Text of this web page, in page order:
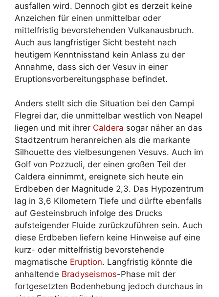
ausfallen wird. Dennoch gibt es derzeit keine
Anzeichen für einen unmittelbar oder
mittelfristig bevorstehenden Vulkanausbruch.
Auch aus langfristiger Sicht besteht nach
heutigem Kenntnisstand kein Anlass zu der
Annahme, dass sich der Vesuv in einer
Eruptionsvorbereitungsphase befindet.
Anders stellt sich die Situation bei den Campi
Flegrei dar, die unmittelbar westlich von Neapel
liegen und mit ihrer Caldera sogar näher an das
Stadtzentrum heranreichen als die markante
Silhouette des vielbesungenen Vesuvs. Auch im
Golf von Pozzuoli, der einen großen Teil der
Caldera einnimmt, ereignete sich heute ein
Erdbeben der Magnitude 2,3. Das Hypozentrum
lag in 3,6 Kilometern Tiefe und dürfte ebenfalls
auf Gesteinsbruch infolge des Drucks
aufsteigender Fluide zurückzuführen sein. Auch
diese Erdbeben liefern keine Hinweise auf eine
kurz- oder mittelfristig bevorstehende
magmatische Eruption. Langfristig könnte die
anhaltende Bradyseismos-Phase mit der
fortgesetzten Bodenhebung jedoch durchaus in